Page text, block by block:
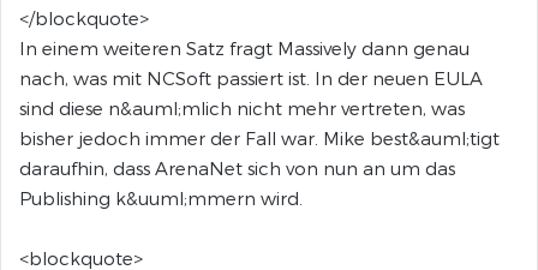
</blockquote>
In einem weiteren Satz fragt Massively dann genau
nach, was mit NCSoft passiert ist. In der neuen EULA
sind diese n&auml;mlich nicht mehr vertreten, was
bisher jedoch immer der Fall war. Mike best&auml;tigt
daraufhin, dass ArenaNet sich von nun an um das
Publishing k&uuml;mmern wird.
<blockquote>